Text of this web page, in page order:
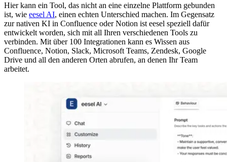
Hier kann ein Tool, das nicht an eine einzelne Plattform gebunden
ist, wie eesel AI, einen echten Unterschied machen. Im Gegensatz
zur nativen KI in Confluence oder Notion ist eesel speziell dafür
entwickelt worden, sich mit all Ihren verschiedenen Tools zu
verbinden. Mit über 100 Integrationen kann es Wissen aus
Confluence, Notion, Slack, Microsoft Teams, Zendesk, Google
Drive und all den anderen Orten abrufen, an denen Ihr Team
arbeitet.